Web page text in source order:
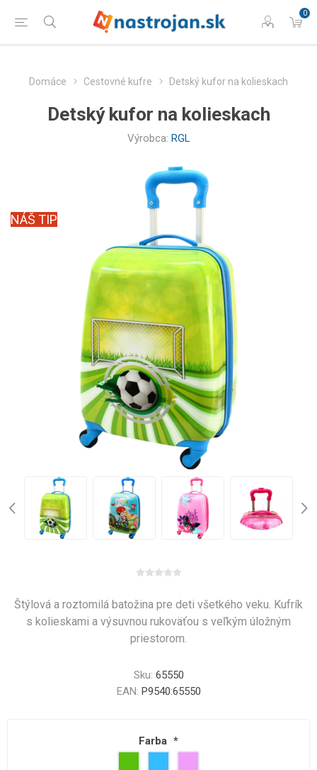
0
Domáce Cestovné kufre Detský kufor na kolieskach
Detský kufor na kolieskach
Výrobca: RGL
NÁŠ TIP
Štýlová a roztomilá batožina pre deti všetkého veku. Kufrík
s kolieskami a výsuvnou rukoväťou s veľkým úložným
priestorom.
Sku: 65550
EAN: P9540:65550
Farba *